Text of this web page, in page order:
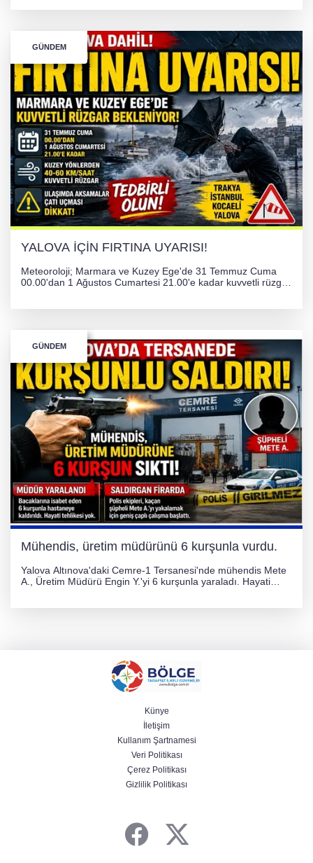
GÜNDEM
YALOVA İÇİN FIRTINA UYARISI!
Meteoroloji; Marmara ve Kuzey Ege'de 31 Temmuz Cuma
00.00'dan 1 Ağustos Cumartesi 21.00'e kadar kuvvetli rüzgar
GÜNDEM
Mühendis, üretim müdürünü 6 kurşunla vurdu.
Yalova Altınova'daki Cemre-1 Tersanesi'nde mühendis Mete
A., Üretim Müdürü Engin Y.'yi 6 kurşunla yaraladı. Hayati
Künye
İletişim
Kullanım Şartnamesi
Veri Politikası
Çerez Politikası
Gizlilik Politikası